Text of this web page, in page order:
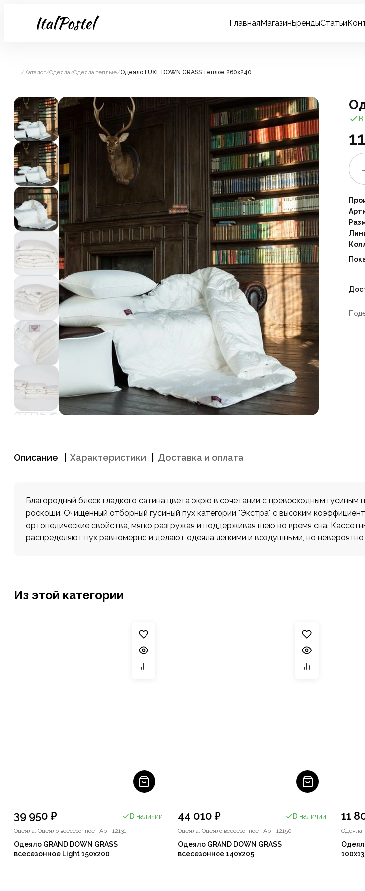
ГлавнаяМагазинБрендыСтатьи
/Каталог/Одеяла/Одеяла теплые/Одеяло LUXE DOWN GRASS теплое 260х240
В
Описание Характеристики Доставка и оплата
Благородный блеск гладкого сатина цвета экрю в сочетании с превосходным
роскоши. Очищенный отборный гусиный пух категории "Экстра" с высоким
ортопедические свойства, мягко разгружая и поддерживая шею во время сна.
распределяют пух равномерно и делают одеяла легкими и воздушными, но
Из этой категории
39 950 ₽ В наличии
Одеяла, Одеяло всесезонное · Арт: 12131
Одеяло GRAND DOWN GRASS
всесезонное Light 150x200
44 010 ₽ В наличии
Одеяла, Одеяло всесезонное· Арт: 12150
Одеяло GRAND DOWN GRASS
всесезонное 140x205
11
Одеяла,